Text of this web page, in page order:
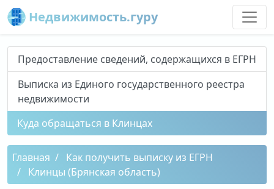
Недвижимость.гуру
Предоставление сведений, содержащихся в ЕГРН
Выписка из Единого государственного реестра
недвижимости
Куда обращаться в Клинцах
Главная
Как получить выписку из ЕГРН
Клинцы (Брянская область)